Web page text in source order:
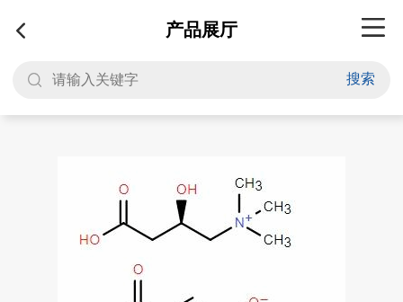
产品展厅
搜索